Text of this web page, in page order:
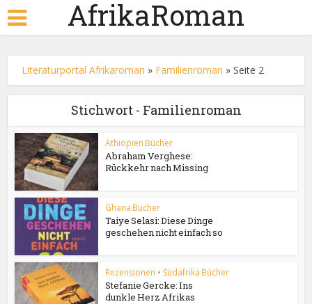
AfrikaRoman
Literaturportal Afrikaroman » Familienroman »Seite 2
Stichwort - Familienroman
Äthiopien Bücher
Abraham Verghese:
Rückkehr nach Missing
Ghana Bücher
Taiye Selasi: Diese Dinge
geschehen nicht einfach so
Rezensionen • Südafrika Bücher
Stefanie Gercke: Ins
dunkle Herz Afrikas